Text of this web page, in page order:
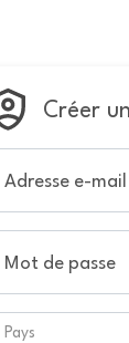
Créer
Adresse e-mail
Mot de passe
Pays